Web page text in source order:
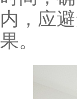
内，应
果。